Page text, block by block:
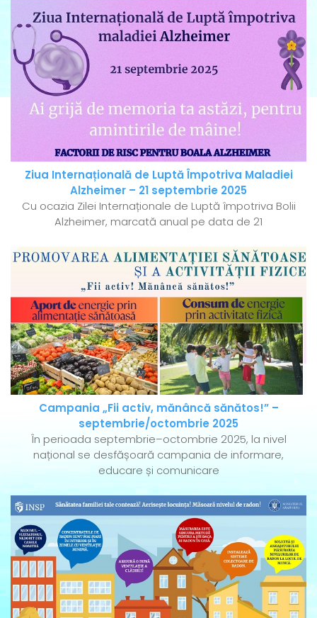
Ziua Internațională de Luptă Împotriva Maladiei
Alzheimer – 21 septembrie 2025
Cu ocazia Zilei Internaționale de Luptă împotriva Bolii
Alzheimer, marcată anual pe data de 21
Campania „Fii activ, mănâncă sănătos!” –
septembrie/octombrie 2025
În perioada septembrie–octombrie 2025, la nivel
național se desfășoară campania de informare,
educare și comunicare